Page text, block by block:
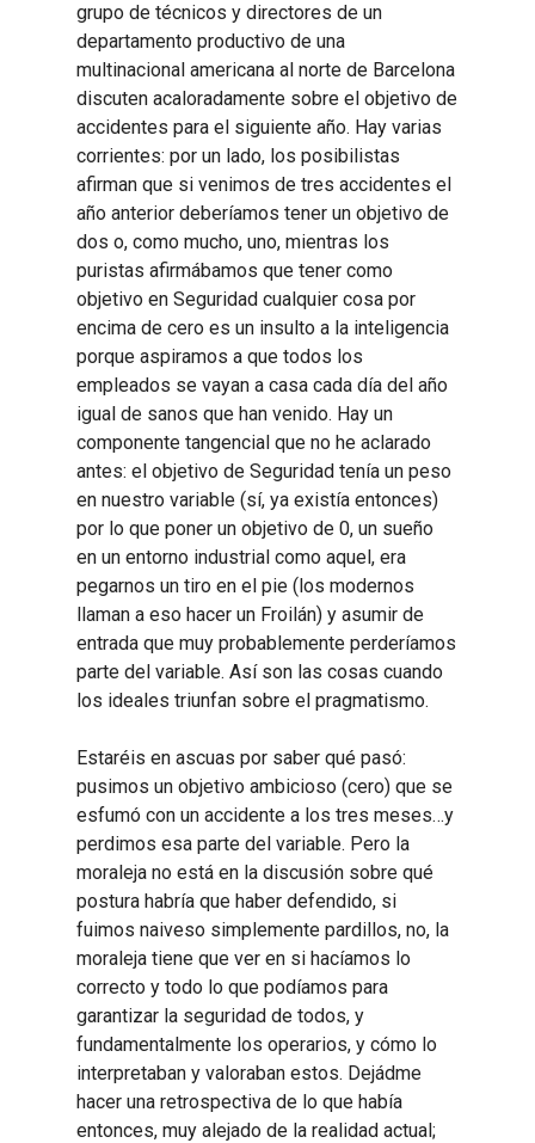
grupo de técnicos y directores de un
departamento productivo de una
multinacional americana al norte de Barcelona
discuten acaloradamente sobre el objetivo de
accidentes para el siguiente año. Hay varias
corrientes: por un lado, los posibilistas
afirman que si venimos de tres accidentes el
año anterior deberíamos tener un objetivo de
dos o, como mucho, uno, mientras los
puristas afirmábamos que tener como
objetivo en Seguridad cualquier cosa por
encima de cero es un insulto a la inteligencia
porque aspiramos a que todos los
empleados se vayan a casa cada día del año
igual de sanos que han venido. Hay un
componente tangencial que no he aclarado
antes: el objetivo de Seguridad tenía un peso
en nuestro variable (sí, ya existía entonces)
por lo que poner un objetivo de 0, un sueño
en un entorno industrial como aquel, era
pegarnos un tiro en el pie (los modernos
llaman a eso hacer un Froilán) y asumir de
entrada que muy probablemente perderíamos
parte del variable. Así son las cosas cuando
los ideales triunfan sobre el pragmatismo.
Estaréis en ascuas por saber qué pasó:
pusimos un objetivo ambicioso (cero) que se
esfumó con un accidente a los tres meses…y
perdimos esa parte del variable. Pero la
moraleja no está en la discusión sobre qué
postura habría que haber defendido, si
fuimos naiveso simplemente pardillos, no, la
moraleja tiene que ver en si hacíamos lo
correcto y todo lo que podíamos para
garantizar la seguridad de todos, y
fundamentalmente los operarios, y cómo lo
interpretaban y valoraban estos. Dejádme
hacer una retrospectiva de lo que había
entonces, muy alejado de la realidad actual;